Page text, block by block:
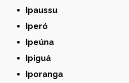
Ipaussu
Iperó
Ipeúna
Ipiguá
Iporanga